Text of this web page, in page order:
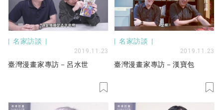
名家訪談
2019.11.23
臺灣漫畫家專訪－呂水世
名家訪談
2019.11.23
臺灣漫畫家專訪－漢寶包